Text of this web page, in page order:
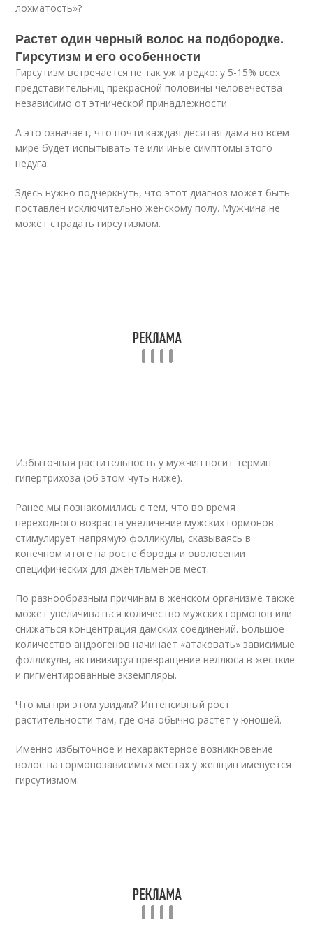
лохматость»?
Растет один черный волос на подбородке.
Гирсутизм и его особенности
Гирсутизм встречается не так уж и редко: у 5-15% всех
представительниц прекрасной половины человечества
независимо от этнической принадлежности.
А это означает, что почти каждая десятая дама во всем
мире будет испытывать те или иные симптомы этого
недуга.
Здесь нужно подчеркнуть, что этот диагноз может быть
поставлен исключительно женскому полу. Мужчина не
может страдать гирсутизмом.
Избыточная растительность у мужчин носит термин
гипертрихоза (об этом чуть ниже).
Ранее мы познакомились с тем, что во время
переходного возраста увеличение мужских гормонов
стимулирует напрямую фолликулы, сказываясь в
конечном итоге на росте бороды и оволосении
специфических для джентльменов мест.
По разнообразным причинам в женском организме также
может увеличиваться количество мужских гормонов или
снижаться концентрация дамских соединений. Большое
количество андрогенов начинает «атаковать» зависимые
фолликулы, активизируя превращение веллюса в жесткие
и пигментированные экземпляры.
Что мы при этом увидим? Интенсивный рост
растительности там, где она обычно растет у юношей.
Именно избыточное и нехарактерное возникновение
волос на гормонозависимых местах у женщин именуется
гирсутизмом.